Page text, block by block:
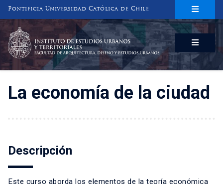
Pontificia Universidad Católica de Chile
INSTITUTO DE ESTUDIOS URBANOS
Y TERRITORIALES
FACULTAD DE ARQUITECTURA, DISEÑO Y ESTUDIOS URBANOS
La economía de la ciudad
Descripción
Este curso aborda los elementos de la teoría económica